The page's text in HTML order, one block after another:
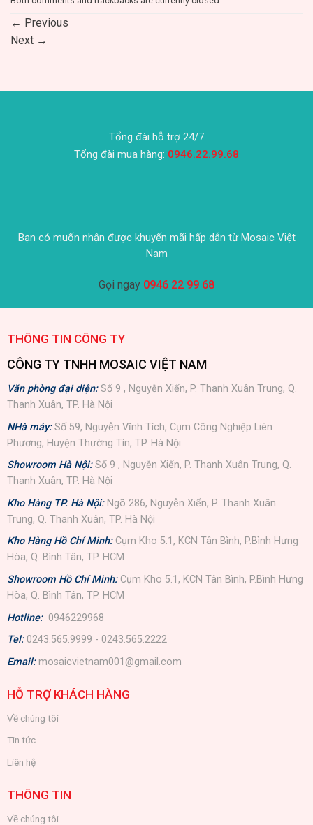
← Previous
Next →
Tổng đài hỗ trợ 24/7
Tổng đài mua hàng: 0946.22.99.68
Bạn có muốn nhận được khuyến mãi hấp dẫn từ Mosaic Việt
Nam
Gọi ngay 0946 22 99 68
THÔNG TIN CÔNG TY
CÔNG TY TNHH MOSAIC VIỆT NAM
Văn phòng đại diện:Số 9 , Nguyễn Xiển, P. Thanh Xuân Trung, Q.
Thanh Xuân, TP. Hà Nội
NHà máy: Số 59, Nguyễn Vĩnh Tích, Cụm Công Nghiệp Liên
Phương, Huyện Thường Tín, TP. Hà Nội
Showroom Hà Nội: Số 9 , Nguyễn Xiển, P. Thanh Xuân Trung, Q.
Thanh Xuân, TP. Hà Nội
Kho Hàng TP. Hà Nội: Ngõ 286, Nguyễn Xiển, P. Thanh Xuân
Trung, Q. Thanh Xuân, TP. Hà Nội
Kho Hàng Hồ Chí Minh: Cụm Kho 5.1, KCN Tân Bình, P.Bình Hưng
Hòa, Q. Bình Tân, TP. HCM
Showroom Hồ Chí Minh: Cụm Kho 5.1, KCN Tân Bình, P.Bình Hưng
Hòa, Q. Bình Tân, TP. HCM
Hotline: 0946229968
Tel: 0243.565.9999 - 0243.565.2222
Email: mosaicvietnam001@gmail.com
HỖ TRỢ KHÁCH HÀNG
Về chúng tôi
Tin tức
Liên hệ
THÔNG TIN
Về chúng tôi